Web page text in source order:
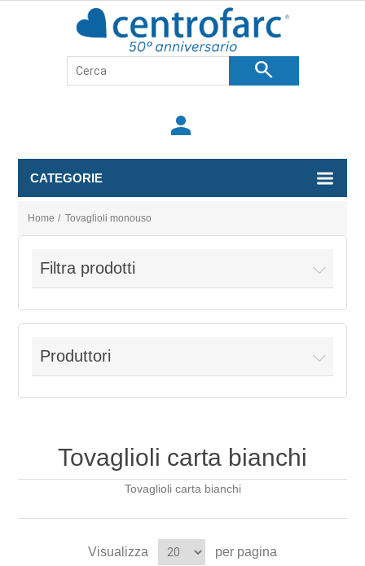
search
person
CATEGORIE
Home / Tovaglioli monouso
Filtra prodotti
Produttori
Tovaglioli carta bianchi
Tovaglioli carta bianchi
Visualizza per pagina